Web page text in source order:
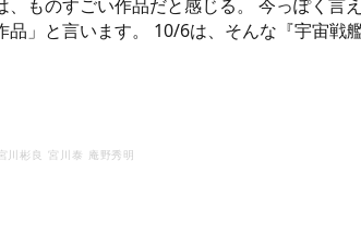
ものすごい作品だと感じる。 今っぽく言
品」と言います。 10/6は、そんな『宇宙戦
川彬良 宮川泰 庵野秀明